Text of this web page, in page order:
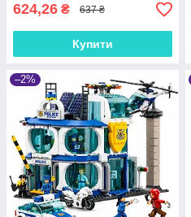
624,26 ₴ 637 ₴
Купити
–2%